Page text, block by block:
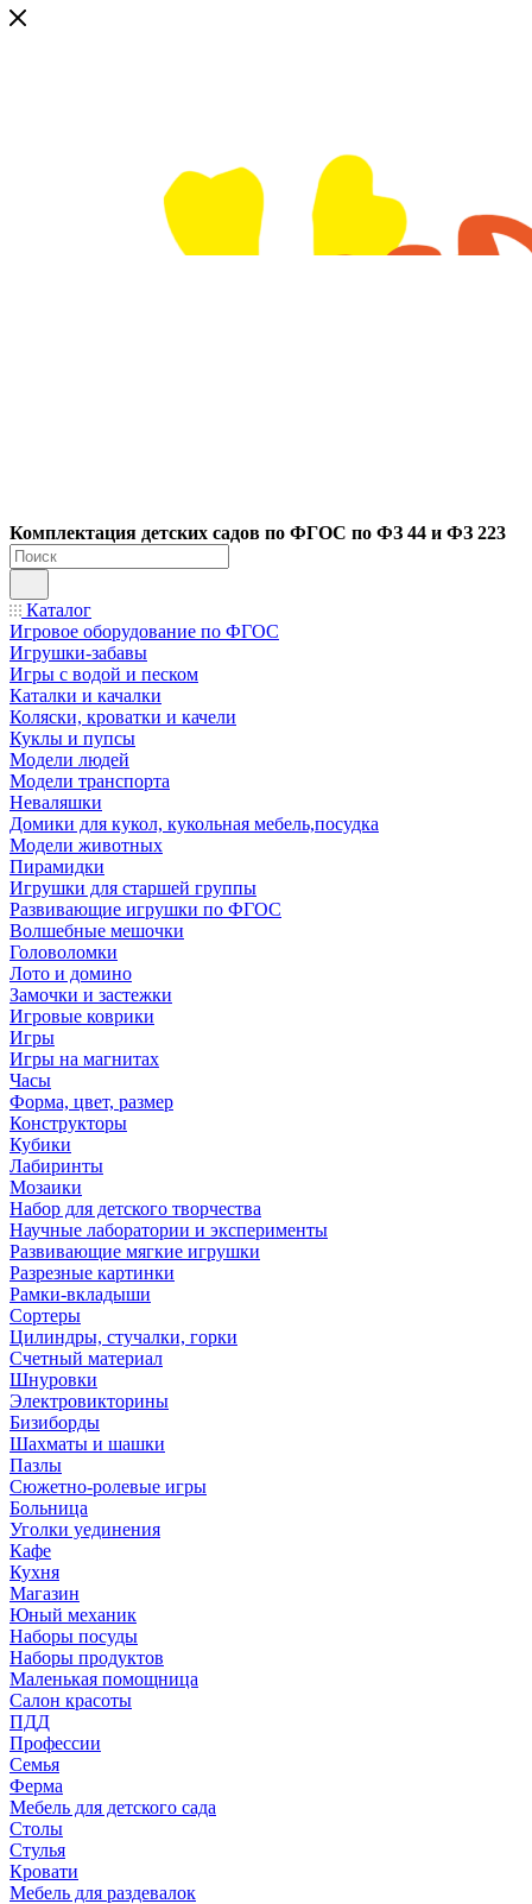
Комплектация детских садов по ФГОC по ФЗ 44 и ФЗ 223
Каталог
Игровое оборудование по ФГОС
Игрушки-забавы
Игры с водой и песком
Каталки и качалки
Коляски, кроватки и качели
Куклы и пупсы
Модели людей
Модели транспорта
Неваляшки
Домики для кукол, кукольная мебель,посудка
Модели животных
Пирамидки
Игрушки для старшей группы
Развивающие игрушки по ФГОС
Волшебные мешочки
Головоломки
Лото и домино
Замочки и застежки
Игровые коврики
Игры
Игры на магнитах
Часы
Форма, цвет, размер
Конструкторы
Кубики
Лабиринты
Мозаики
Набор для детского творчества
Научные лаборатории и эксперименты
Развивающие мягкие игрушки
Разрезные картинки
Рамки-вкладыши
Сортеры
Цилиндры, стучалки, горки
Счетный материал
Шнуровки
Электровикторины
Бизиборды
Шахматы и шашки
Пазлы
Сюжетно-ролевые игры
Больница
Уголки уединения
Кафе
Кухня
Магазин
Юный механик
Наборы посуды
Наборы продуктов
Маленькая помощница
Салон красоты
ПДД
Профессии
Семья
Ферма
Мебель для детского сада
Столы
Cтулья
Кровати
Мебель для раздевалок